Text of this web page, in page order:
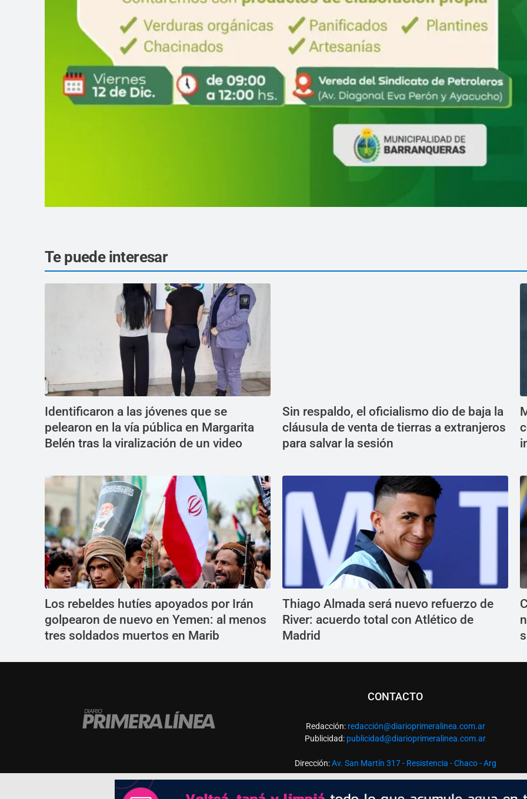
Te puede interesar
Identificaron a las jóvenes que se
pelearon en la vía pública en Margarita
Belén tras la viralización de un video
Sin respaldo, el oficialismo dio de baja la
cláusula de venta de tierras a extranjeros
para salvar la sesión
Los rebeldes hutíes apoyados por Irán
golpearon de nuevo en Yemen: al menos
tres soldados muertos en Marib
Thiago Almada será nuevo refuerzo de
River: acuerdo total con Atlético de
Madrid
CONTACTO
Redacción: redacción@diarioprimeralinea.com.ar
Publicidad: publicidad@diarioprimeralinea.com.ar
Dirección:Av. San Martín 317 - Resistencia - Chaco - Arg